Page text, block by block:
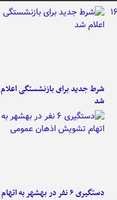
شرط جدید برای بازنشستگی اعلام
شد
دستگیری ۶ نفر در بهشهر به اتهام